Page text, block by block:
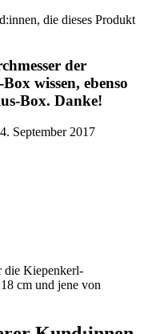
die dieses Produkt
der
wissen, ebenso
Box. Danke!
September 2017
die Kiepenkerl-
cm und jene von